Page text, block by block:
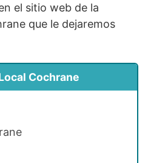
el sitio web de la
que le dejaremos
Cochrane